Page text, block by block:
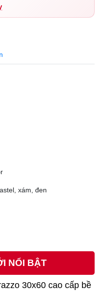
xám, đen
NỔI BẬT
30x60 cao cấp bề